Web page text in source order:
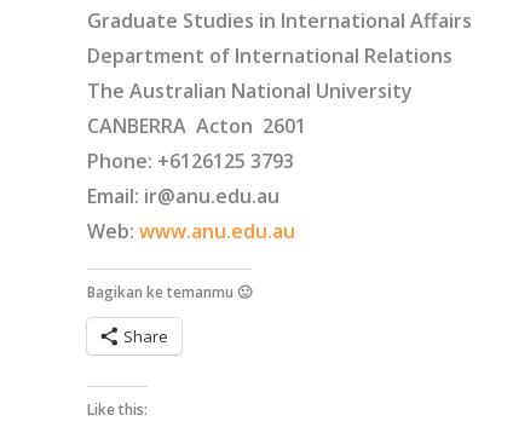
Graduate Studies in International Affairs
Department of International Relations
The Australian National University
CANBERRA Acton 2601
Phone: +6126125 3793
Email: ir@anu.edu.au
Web: www.anu.edu.au
Bagikan ke temanmu 🙂
Share
Like this: